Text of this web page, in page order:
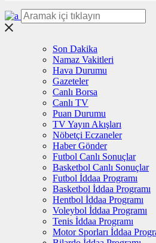
Son Dakika
Namaz Vakitleri
Hava Durumu
Gazeteler
Canlı Borsa
Canlı TV
Puan Durumu
TV Yayın Akışları
Nöbetçi Eczaneler
Haber Gönder
Futbol Canlı Sonuçlar
Basketbol Canlı Sonuçlar
Futbol İddaa Programı
Basketbol İddaa Programı
Hentbol İddaa Programı
Voleybol İddaa Programı
Tenis İddaa Programı
Motor Sporları İddaa